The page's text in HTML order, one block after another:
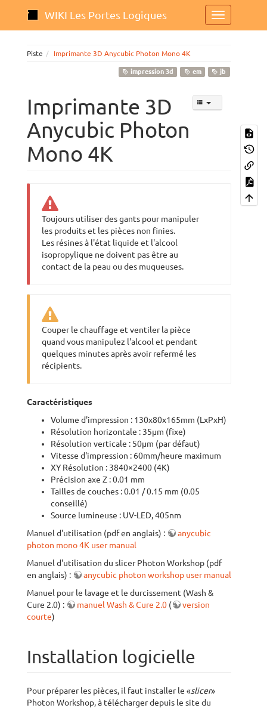
WIKI Les Portes Logiques
Piste Imprimante 3D Anycubic Photon Mono 4K
impression 3d em jb
Imprimante 3D
Anycubic Photon
Mono 4K
Toujours utiliser des gants pour manipuler
les produits et les pièces non finies.
Les résines à l'état liquide et l'alcool
isopropylique ne doivent pas être au
contact de la peau ou des muqueuses.
Couper le chauffage et ventiler la pièce
quand vous manipulez l'alcool et pendant
quelques minutes après avoir refermé les
récipients.
Caractéristiques
Volume d'impression : 130x80x165mm (LxPxH)
Résolution horizontale : 35µm (fixe)
Résolution verticale : 50µm (par défaut)
Vitesse d'impression : 60mm/heure maximum
XY Résolution : 3840×2400 (4K)
Précision axe Z : 0.01 mm
Tailles de couches : 0.01 / 0.15 mm (0.05
conseillé)
Source lumineuse : UV-LED, 405nm
Manuel d'utilisation (pdf en anglais) :
anycubic
photon mono 4K user manual
Manuel d'utilisation du slicer Photon Workshop (pdf
en anglais) :
anycubic photon workshop user manual
Manuel pour le lavage et le durcissement (Wash &
Cure 2.0) :
manuel Wash & Cure 2.0 (
version
courte)
Installation logicielle
Pour préparer les pièces, il faut installer le «slicer»
Photon Workshop, à télécharger depuis le site du